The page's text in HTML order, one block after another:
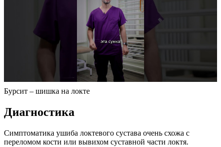
Бурсит – шишка на локте
Диагностика
Симптоматика ушиба локтевого сустава очень схожа с
переломом кости или вывихом суставной части локтя.